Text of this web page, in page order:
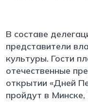
В составе
представители
культуры. Гости
отечественные
открытии «Дней
пройдут в